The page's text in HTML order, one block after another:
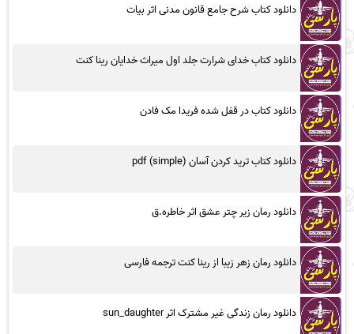
دانلود کتاب شرح جامع قانون مدنی اثر بیات
دانلود کتاب خدای شرارت جلد اول میراث خدایان رینا کنت
دانلود کتاب در قفل شده فریدا مک فادن
دانلود کتاب ترید کردن آسان (simple) pdf
دانلود رمان زیر چتر عشق اثر خاطره.ق
دانلود رمان زهر زیبا از رینا کنت ترجمه فارسی
دانلود رمان زندگی غیر مشترک اثر sun_daughter